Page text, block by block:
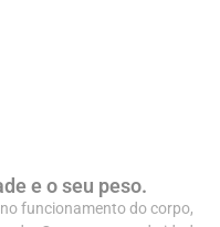
e o seu peso.
funcionamento do corpo,